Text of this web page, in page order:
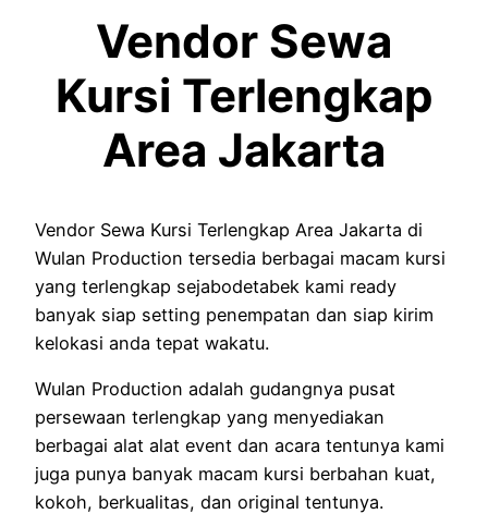
Vendor Sewa
Kursi Terlengkap
Area Jakarta
Vendor Sewa Kursi Terlengkap Area Jakarta di
Wulan Production tersedia berbagai macam kursi
yang terlengkap sejabodetabek kami ready
banyak siap setting penempatan dan siap kirim
kelokasi anda tepat wakatu.
Wulan Production adalah gudangnya pusat
persewaan terlengkap yang menyediakan
berbagai alat alat event dan acara tentunya kami
juga punya banyak macam kursi berbahan kuat,
kokoh, berkualitas, dan original tentunya.